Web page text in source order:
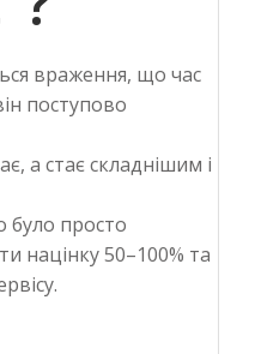
враження, що час
поступово
а стає складнішим і
було просто
націнку 50–100% та